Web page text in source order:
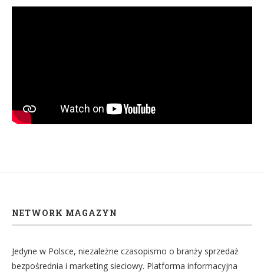
NETWORK MAGAZYN
Jedyne w Polsce, niezależne czasopismo o branży sprzedaż
bezpośrednia i marketing sieciowy. Platforma informacyjna